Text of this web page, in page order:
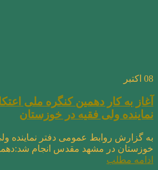
08 اکتبر
آغاز به کار دهمین کنگره ملی
نماینده ولی فقیه در خوزستان
به گزارش روابط عمومی دفتر نماینده
خوزستان در مشهد مقدس انجام
ادامه مطلب